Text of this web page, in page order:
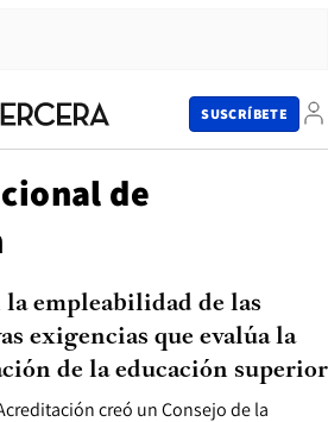
SUSCRÍBETE
de
creó un Consejo de la
empleabilidad de las
exigencias que evalúa la
de la educación superior